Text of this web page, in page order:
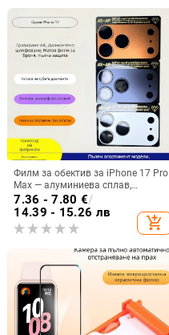
Филм за обектив за iPhone 17 Pro
Max — алуминиева сплав,
антиотразителен,
антинадраскване, пълно
покритие
7.36 - 7.80 €/
14.39 - 15.26 лв
add_shopping_cart